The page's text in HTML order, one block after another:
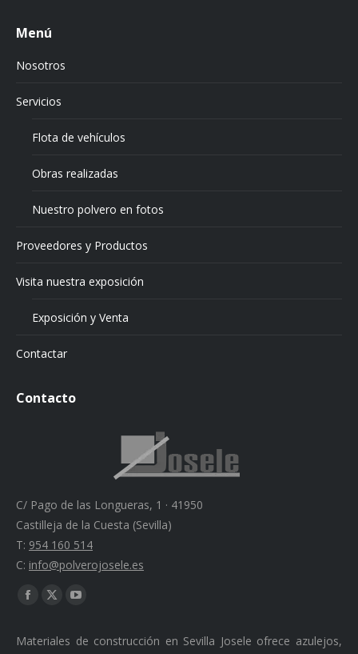
Menú
Nosotros
Servicios
Flota de vehículos
Obras realizadas
Nuestro polvero en fotos
Proveedores y Productos
Visita nuestra exposición
Exposición y Venta
Contactar
Contacto
C/ Pago de las Longueras, 1 · 41950
Castilleja de la Cuesta (Sevilla)
T: 954 160 514
C: info@polverojosele.es
Find us on:
Facebook
opens
X
opens
YouTube
opens
Materiales de construcción en Sevilla Josele ofrece azulejos,